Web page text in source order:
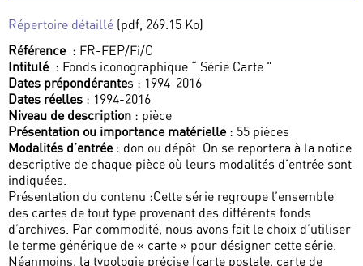
Répertoire détaillé (pdf, 269.15 Ko)
Référence : FR-FEP/Fi/C
Intitulé : Fonds iconographique “ Série Carte "
Dates prépondérantes : 1994-2016
Dates réelles : 1994-2016
Niveau de description : pièce
Présentation ou importance matérielle: 55 pièces
Modalités d’entrée: don ou dépôt. On se reportera à la notice
descriptive de chaque pièce où leurs modalités d’entrée sont
indiquées.
Présentation du contenu :Cette série regroupe l’ensemble
des cartes de tout type provenant des différents fonds
d’archives. Par commodité, nous avons fait le choix d’utiliser
le terme générique de « carte » pour désigner cette série.
Néanmoins, la typologie précise (carte postale, carte de